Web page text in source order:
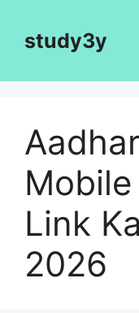
contentstudy3y
Link
2026